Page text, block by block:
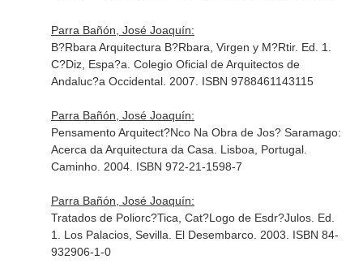
Parra Bañón, José Joaquín:
B?Rbara Arquitectura B?Rbara, Virgen y M?Rtir. Ed. 1.
C?Diz, Espa?a. Colegio Oficial de Arquitectos de
Andaluc?a Occidental. 2007. ISBN 9788461143115
Parra Bañón, José Joaquín:
Pensamento Arquitect?Nco Na Obra de Jos? Saramago:
Acerca da Arquitectura da Casa. Lisboa, Portugal.
Caminho. 2004. ISBN 972-21-1598-7
Parra Bañón, José Joaquín:
Tratados de Poliorc?Tica, Cat?Logo de Esdr?Julos. Ed.
1. Los Palacios, Sevilla. El Desembarco. 2003. ISBN 84-
932906-1-0